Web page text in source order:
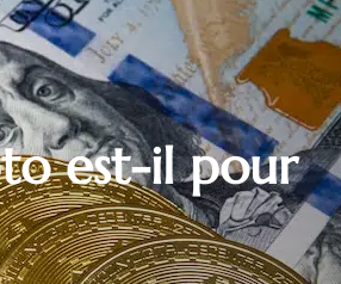
est-il pour